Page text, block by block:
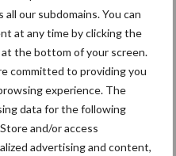
our subdomains. You can
at any time by clicking the
the bottom of your screen.
committed to providing you
experience. The
data for the following
and/or access
advertising and content,
Aardappelprijs